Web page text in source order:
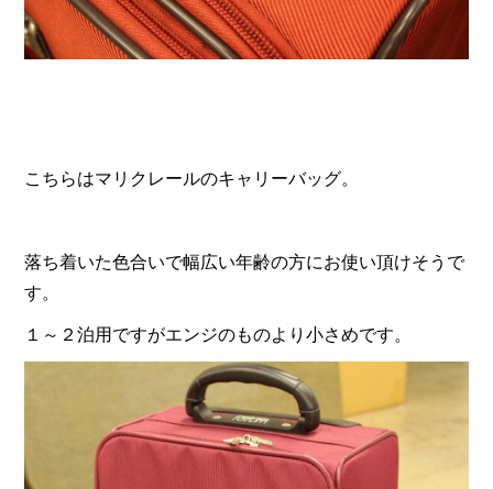
こちらはマリクレールのキャリーバッグ。
落ち着いた色合いで幅広い年齢の方にお使い頂けそうで
す。
１～２泊用ですがエンジのものより小さめです。